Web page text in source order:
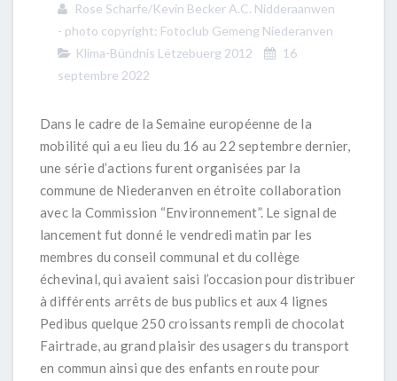
Rose Scharfe/Kevin Becker A.C. Nidderaanwen
- photo copyright: Fotoclub Gemeng Niederanven
Klima-Bündnis Lëtzebuerg 2012
16
septembre 2022
Dans le cadre de la Semaine européenne de la
mobilité qui a eu lieu du 16 au 22 septembre dernier,
une série d’actions furent organisées par la
commune de Niederanven en étroite collaboration
avec la Commission “Environnement”. Le signal de
lancement fut donné le vendredi matin par les
membres du conseil communal et du collège
échevinal, qui avaient saisi l’occasion pour distribuer
à différents arrêts de bus publics et aux 4 lignes
Pedibus quelque 250 croissants rempli de chocolat
Fairtrade, au grand plaisir des usagers du transport
en commun ainsi que des enfants en route pour